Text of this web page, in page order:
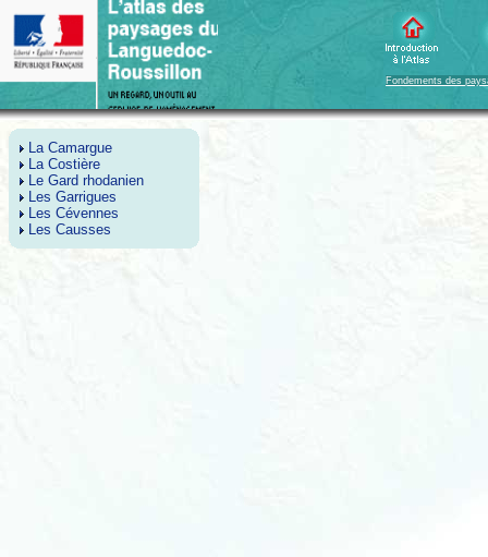
Fondements des
La Camargue
La Costière
Le Gard rhodanien
Les Garrigues
Les Cévennes
Les Causses